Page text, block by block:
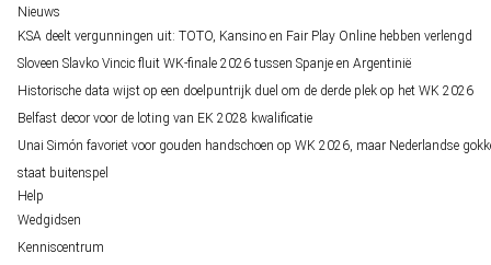
Nieuws
KSA deelt vergunningen uit: TOTO, Kansino en Fair Play Online hebben verlengd
Sloveen Slavko Vincic fluit WK-finale 2026 tussen Spanje en Argentinië
Historische data wijst op een doelpuntrijk duel om de derde plek op het WK 2026
Belfast decor voor de loting van EK 2028 kwalificatie
Unai Simón favoriet voor gouden handschoen op WK 2026, maar Nederlandse
staat buitenspel
Help
Wedgidsen
Kenniscentrum